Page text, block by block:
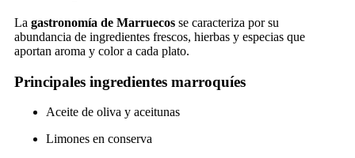
La gastronomía de Marruecos se caracteriza por su
abundancia de ingredientes frescos, hierbas y especias que
aportan aroma y color a cada plato.
Principales ingredientes marroquíes
Aceite de oliva y aceitunas
Limones en conserva